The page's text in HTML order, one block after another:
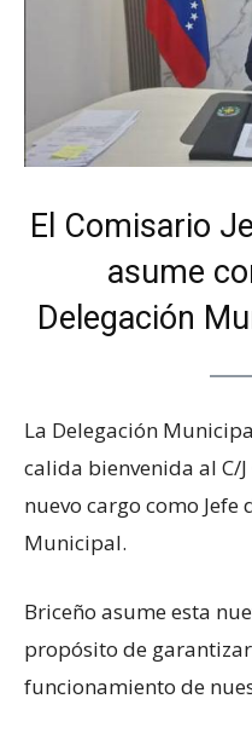
El Comisario
asume
Delegación
La Delegación
calida bienvenida al C/
nuevo cargo como Jefe
Municipal.
Briceño asume esta
propósito de
funcionamiento de